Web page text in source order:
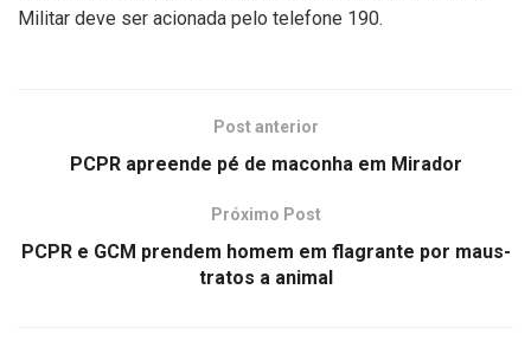
Militar deve ser acionada pelo telefone 190.
Post anterior
PCPR apreende pé de maconha em Mirador
Próximo Post
PCPR e GCM prendem homem em flagrante por maus-
tratos a animal